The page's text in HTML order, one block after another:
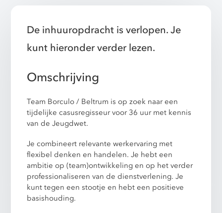
De inhuuropdracht is verlopen. Je
kunt hieronder verder lezen.
Omschrijving
Team Borculo / Beltrum is op zoek naar een
tijdelijke casusregisseur voor 36 uur met kennis
van de Jeugdwet.
Je combineert relevante werkervaring met
flexibel denken en handelen. Je hebt een
ambitie op (team)ontwikkeling en op het verder
professionaliseren van de dienstverlening. Je
kunt tegen een stootje en hebt een positieve
basishouding.